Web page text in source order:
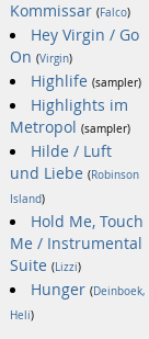
Kommissar (Falco)
Hey Virgin / Go
On (Virgin)
Highlife (sampler)
Highlights im
Metropol
(sampler)
Hilde / Luft
und Liebe (Robinson
Island)
Hold Me, Touch
Me / Instrumental
Suite (Lizzi)
Hunger (Deinboek,
Heli)